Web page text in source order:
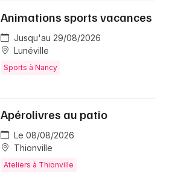
Animations sports vacances
Jusqu'au 29/08/2026
Lunéville
Sports à Nancy
Apérolivres au patio
Le 08/08/2026
Thionville
Ateliers à Thionville